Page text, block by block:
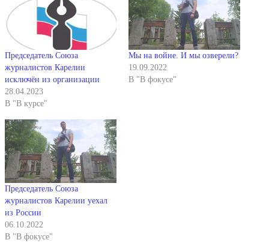
Председатель Союза
журналистов Карелии
исключён из организации
28.04.2023
В "В курсе"
Мы на войне. И мы озверели?
19.09.2022
В "В фокусе"
Председатель Союза
журналистов Карелии уехал
из России
06.10.2022
В "В фокусе"